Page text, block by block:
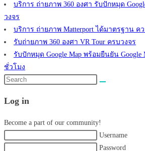
บริการ ถ่ายภาพ 360 องศา รับปักหมุด
วงจร
บริการ ถ่ายภาพ Matterport ได้มาตรฐาน ค
รับถ่ายภาพ 360 องศา VR Tour ครบวงจร
รับปักหมุด Google Map พร้อมยืนยัน Google
ชั่วโมง
Search
website
Log in
Become a part of our community!
Username
Password